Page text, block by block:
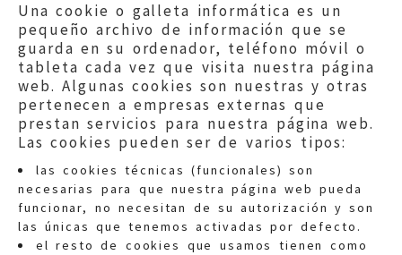
Una cookie o galleta informática es un
pequeño archivo de información que se
guarda en su ordenador, teléfono móvil o
tableta cada vez que visita nuestra página
web. Algunas cookies son nuestras y otras
pertenecen a empresas externas que
prestan servicios para nuestra página web.
Las cookies pueden ser de varios tipos:
las cookies técnicas (funcionales) son
necesarias para que nuestra página web pueda
funcionar, no necesitan de su autorización y son
las únicas que tenemos activadas por defecto.
el resto de cookies que usamos tienen como
Quejas:quejas@eljusticiadearagon.es